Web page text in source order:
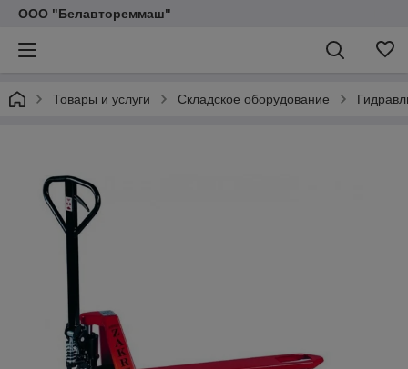
ООО "Белавтореммаш"
Товары и услуги Складское оборудование